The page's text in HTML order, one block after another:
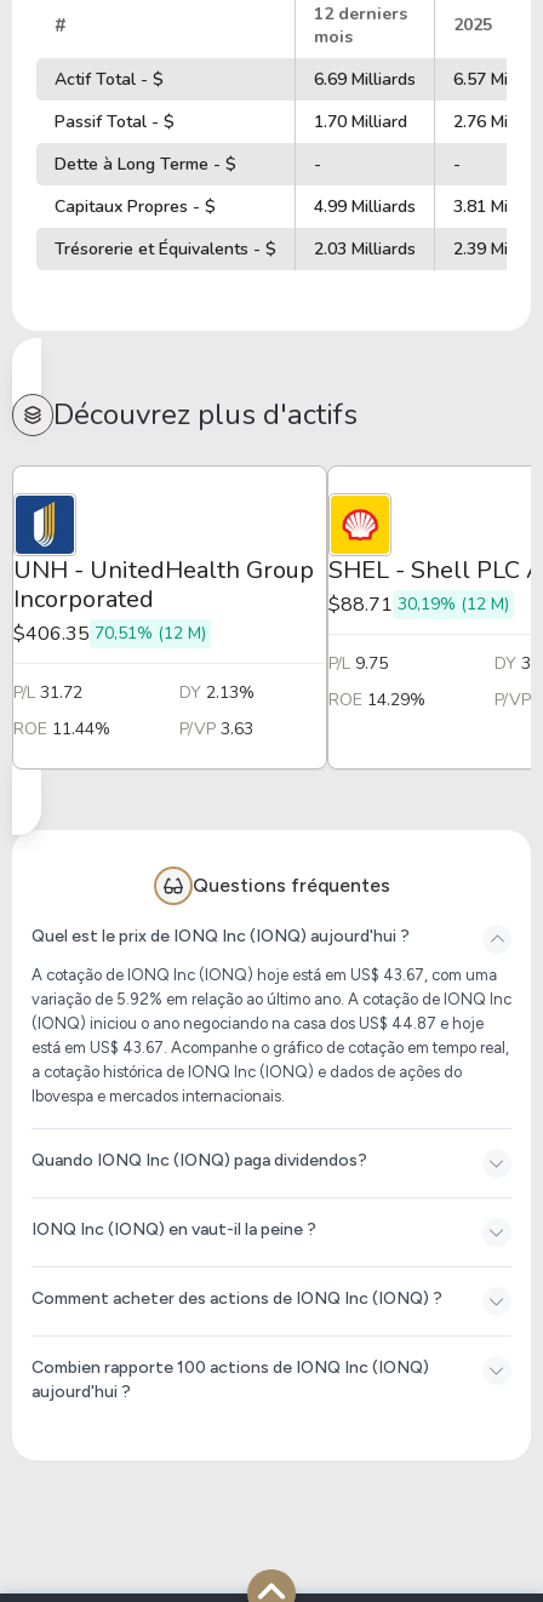
#
12 derniers
mois
2025
Actif Total - $ 6.69 Milliards
6.57
Passif Total - $
1.70 Milliard
2.76
Dette à Long Terme - $
-
-
Capitaux Propres - $
4.99 Milliards
3.81
Trésorerie et Équivalents - $
2.03 Milliards 2.39
Découvrez plus d'actifs
UNH - UnitedHealth Group
Incorporated
$406.35 70,51% (12 M)
P/L 31.72 DY 2.13%
ROE 11.44% P/VP 3.63
SHEL - Shell PLC
$88.71 30,19% (12 M)
P/L 9.75 DY
ROE 14.29% P/VP
Questions fréquentes
Quel est le prix de IONQ Inc (IONQ) aujourd'hui ?
A cotação de IONQ Inc (IONQ) hoje está em US$ 43.67, com uma
variação de 5.92% em relação ao último ano. A cotação de IONQ Inc
(IONQ) iniciou o ano negociando na casa dos US$ 44.87 e hoje
está em US$ 43.67. Acompanhe o gráfico de cotação em tempo real,
a cotação histórica de IONQ Inc (IONQ) e dados de ações do
Ibovespa e mercados internacionais.
Quando IONQ Inc (IONQ) paga dividendos?
IONQ Inc (IONQ) en vaut-il la peine ?
Comment acheter des actions de IONQ Inc (IONQ) ?
Combien rapporte 100 actions de IONQ Inc (IONQ)
aujourd'hui ?